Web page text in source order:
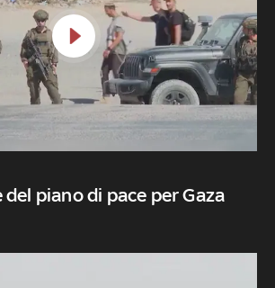
piano di pace per Gaza